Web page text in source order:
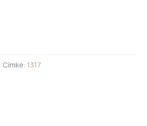
Címke: 1317